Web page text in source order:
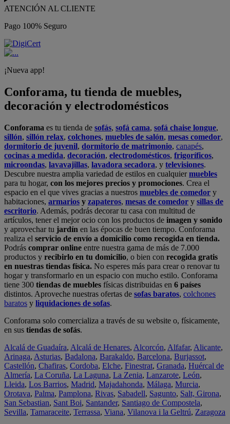
ATENCIÓN AL CLIENTE
Pago 100% Seguro
¡Nueva app!
Conforama, tu tienda de muebles,
decoración y electrodomésticos
Conforama es tu tienda de sofás, sofá cama, sofá chaise longue,
sillón, sillón relax, colchones, muebles de salón, mesas comedor,
dormitorio de juvenil, dormitorio de matrimonio, canapés,
cocinas a medida, decoración, electrodomésticos, frigoríficos,
microondas, lavavajillas, lavadora secadora, y televisiones.
Descubre nuestra amplia variedad de estilos en cualquiermuebles
para tu hogar, con los mejores precios y promociones. Crea el
espacio en el que vives gracias a nuestros muebles de comedor y
habitaciones, armarios y zapateros, mesas de comedor y sillas de
escritorio. Además, podrás decorar tu casa con multitud de
artículos, tener el mejor ocio con los productos de imagen y sonido
y aprovechar tu jardín en las épocas de buen tiempo. Conforama
realiza el servicio de envío a domicilio como recogida en tienda.
Podrás comprar online entre nuestra gama de más de 7.000
productos y recibirlo en tu domicilio, o bien con recogida gratis
en nuestras tiendas física. No esperes más para crear o renovar tu
hogar y transformarlo en un espacio con mucho estilo. Conforama
tiene 300 tiendas de muebles físicas distribuidas en 6 países
distintos. Aproveche nuestras ofertas de sofas baratos, colchones
baratos y liquidaciones de sofas.
Conforama solo comercializa a través de su website o, físicamente,
en sus tiendas de sofás.
Alcalá de Guadaíra, Alcalá de Henares, Alcorcón, Alfafar, Alicante,
Arinaga, Asturias, Badalona, Barakaldo, Barcelona, Burjassot,
Castellón, Chafiras, Cordoba, Elche, Finestrat, Granada, Huércal de
Almería, La Coruña, La Laguna, La Zenia, Lanzarote, León,
Lleida, Los Barrios, Madrid, Majadahonda, Málaga, Murcia,
Orotava, Palma, Pamplona, Rivas, Sabadell, Sagunto, Salt, Girona,
San Sebastian, Sant Boi, Santander, Santiago de Compostela,
Sevilla, Tamaraceite, Terrassa, Viana, Vilanova i la Geltrú, Zaragoza